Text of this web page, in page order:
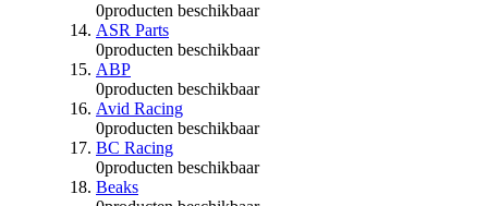
0producten beschikbaar
ASR Parts
0producten beschikbaar
ABP
0producten beschikbaar
Avid Racing
0producten beschikbaar
BC Racing
0producten beschikbaar
Beaks